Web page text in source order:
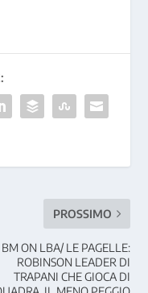
PROSSIMO
BM ON LBA/ LE PAGELLE:
ROBINSON LEADER DI
TRAPANI CHE GIOCA DI